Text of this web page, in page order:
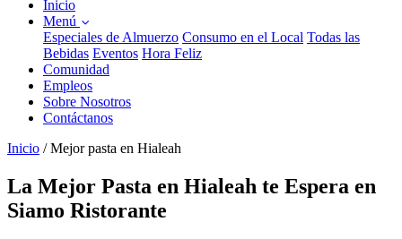
Inicio
Menú
Especiales de Almuerzo Consumo en el Local Todas las
Bebidas Eventos Hora Feliz
Comunidad
Empleos
Sobre Nosotros
Contáctanos
Inicio / Mejor pasta en Hialeah
La Mejor Pasta en Hialeah te Espera en
Siamo Ristorante